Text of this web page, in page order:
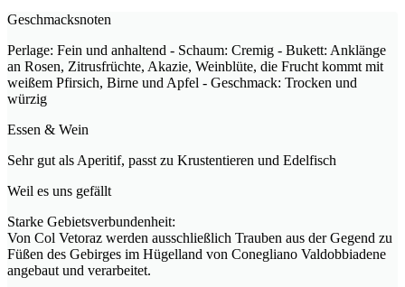
Geschmacksnoten
Perlage: Fein und anhaltend - Schaum: Cremig - Bukett: Anklänge
an Rosen, Zitrusfrüchte, Akazie, Weinblüte, die Frucht kommt mit
weißem Pfirsich, Birne und Apfel - Geschmack: Trocken und
würzig
Essen & Wein
Sehr gut als Aperitif, passt zu Krustentieren und Edelfisch
Weil es uns gefällt
Starke Gebietsverbundenheit:
Von Col Vetoraz werden ausschließlich Trauben aus der Gegend zu
Füßen des Gebirges im Hügelland von Conegliano Valdobbiadene
angebaut und verarbeitet.